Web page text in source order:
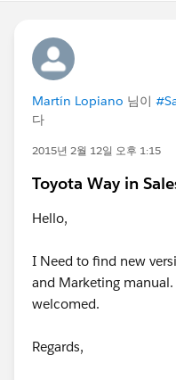
Martín Lopiano 님이
다
2015년 2월 12일 오후 1:15
Toyota Way in
Hello,
I Need to find new
and Marketing
welcomed.
Regards,